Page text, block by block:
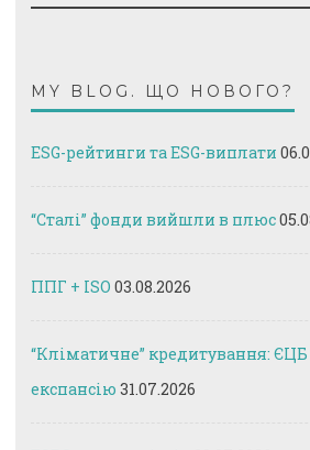
MY BLOG. ЩО НОВОГО?
ESG-рейтинги та ESG-виплати
“Сталі” фонди вийшли в плюс
ППГ + ISO 03.08.2026
“Кліматичне” кредитування:
експансію 31.07.2026